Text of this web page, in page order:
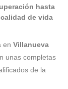
hasta
de vida
en Villanueva
unas completas
de la